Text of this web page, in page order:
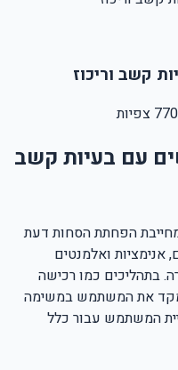
קשב וריכוז
770 צפיות
עם בעיות קשב
הפחתת הסחות דעת
אנימציות ואלמנטים
בתהליכים כמו רכישה
את המשתמש במשימה
המשתמש עבור כלל